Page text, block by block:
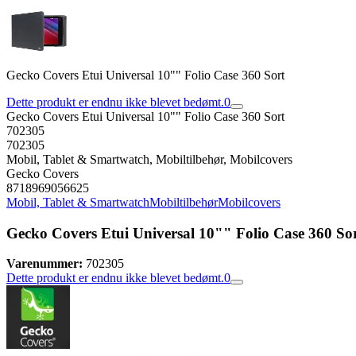
Gecko Covers Etui Universal 10"" Folio Case 360 Sort
Dette produkt er endnu ikke blevet bedømt.0
Gecko Covers Etui Universal 10"" Folio Case 360 Sort
702305
702305
Mobil, Tablet & Smartwatch, Mobiltilbehør, Mobilcovers
Gecko Covers
8718969056625
Mobil, Tablet & SmartwatchMobiltilbehørMobilcovers
Gecko Covers Etui Universal 10"" Folio Case 360
Varenummer: 702305
Dette produkt er endnu ikke blevet bedømt.0